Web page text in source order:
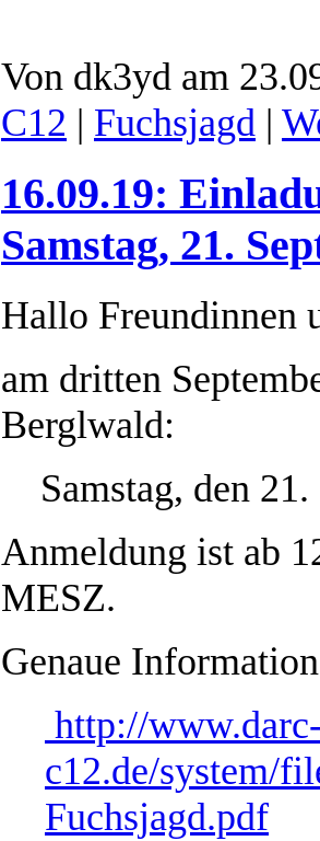
Von dk3yd am
C12 | Fuchsjagd |
16.09.19:
Samstag, 21.
Hallo Freundinnen
am dritten
Berglwald:
Samstag, den 21.
Anmeldung ist ab
MESZ.
Genaue
http://
c12.de/system/
Fuchsjagd.pdf